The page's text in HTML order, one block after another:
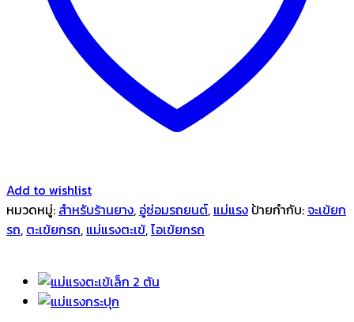
Add to wishlist
หมวดหมู่: สำหรับร้านยาง, อู่ซ่อมรถยนต์, แม่แรง ป้ายกำกับ:จะเข้ยก
รถ, ตะเข้ยกรถ, แม่แรงตะเข้,ไอเข้ยกรถ